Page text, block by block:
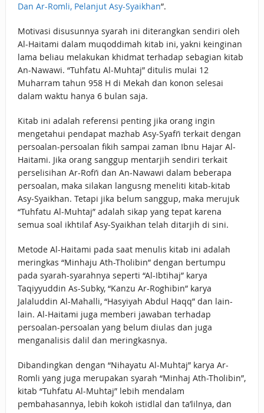
Dan Ar-Romli, Pelanjut Asy-Syaikhan”.
Motivasi disusunnya syarah ini diterangkan sendiri oleh
Al-Haitami dalam muqoddimah kitab ini, yakni keinginan
lama beliau melakukan khidmat terhadap sebagian kitab
An-Nawawi. “Tuhfatu Al-Muhtaj” ditulis mulai 12
Muharram tahun 958 H di Mekah dan konon selesai
dalam waktu hanya 6 bulan saja.
Kitab ini adalah referensi penting jika orang ingin
mengetahui pendapat mazhab Asy-Syafi’i terkait dengan
persoalan-persoalan fikih sampai zaman Ibnu Hajar Al-
Haitami. Jika orang sanggup mentarjih sendiri terkait
perselisihan Ar-Rofi’i dan An-Nawawi dalam beberapa
persoalan, maka silakan langusng meneliti kitab-kitab
Asy-Syaikhan. Tetapi jika belum sanggup, maka merujuk
“Tuhfatu Al-Muhtaj” adalah sikap yang tepat karena
semua soal ikhtilaf Asy-Syaikhan telah ditarjih di sini.
Metode Al-Haitami pada saat menulis kitab ini adalah
meringkas “Minhaju Ath-Tholibin” dengan bertumpu
pada syarah-syarahnya seperti “Al-Ibtihaj” karya
Taqiyyuddin As-Subky, “Kanzu Ar-Roghibin” karya
Jalaluddin Al-Mahalli, “Hasyiyah Abdul Haqq” dan lain-
lain. Al-Haitami juga memberi jawaban terhadap
persoalan-persoalan yang belum diulas dan juga
menganalisis dalil dan meringkasnya.
Dibandingkan dengan “Nihayatu Al-Muhtaj” karya Ar-
Romli yang juga merupakan syarah “Minhaj Ath-Tholibin”,
kitab “Tuhfatu Al-Muhtaj” lebih mendalam
pembahasannya, lebih kokoh istidlal dan ta’lilnya, dan